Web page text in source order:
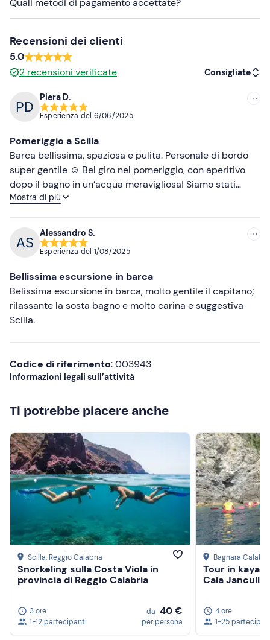
Su richiesta, è possibile imbarcare un
taglia . Contatta lo skipper ai recapiti indicati nell’email
di conferma della prenotazione per verificare la
disponibilità.
Abbigliamento consigliato
Abbigliamento adatto alla stagione
Non dimenticare di portare
Crema solare
Telo mare
Quali metodi di pagamento accettate?
Recensioni dei clienti
5.0
2 recensioni verificate Consigliate
Meno recenti
Più alte
Piera D.
Esperienza del 6/06/2025
Pomeriggio a Scilla
Barca bellissima, spaziosa e pulita. Personale di bordo
super gentile ☺️ Bel giro nel pomeriggio, con aperitivo
dopo il bagno in un’acqua meravigliosa! Siamo stati
benissimo
Mostra di più
Alessandro S.
Esperienza del 1/08/2025
Bellissima escursione in barca
Belissima escursione in barca, molto gentile il capitano;
rilassante la sosta bagno e molto carina e suggestiva
Scilla.
Codice di riferimento: 003943
Informazioni legali sull’attività
Ti potrebbe piacere anche
Scilla, Reggio Calabria
Snorkeling sulla Costa Viola in
provincia di Reggio Calabria
3 ore
1-12 partecipanti
da 40 €
per persona
Bagnara Calabra
Tour in kayak
Cala Janculla
4 ore
1-25